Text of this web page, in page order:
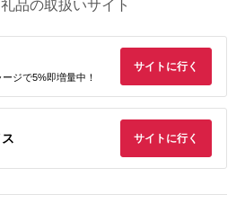
品の取扱いサイト
ジで5%即増量中！
サイトに行く
サイトに行く